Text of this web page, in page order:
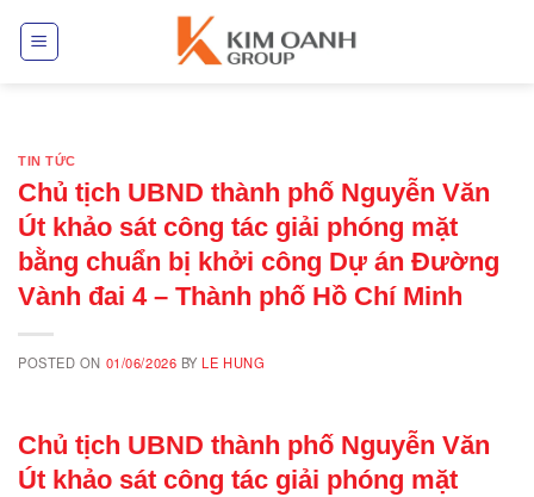
TIN TỨC
Chủ tịch UBND thành phố Nguyễn Văn
Út khảo sát công tác giải phóng mặt
bằng chuẩn bị khởi công Dự án Đường
Vành đai 4 – Thành phố Hồ Chí Minh
POSTED ON 01/06/2026 BYLE HUNG
Chủ tịch UBND thành phố Nguyễn Văn
Út khảo sát công tác giải phóng mặt